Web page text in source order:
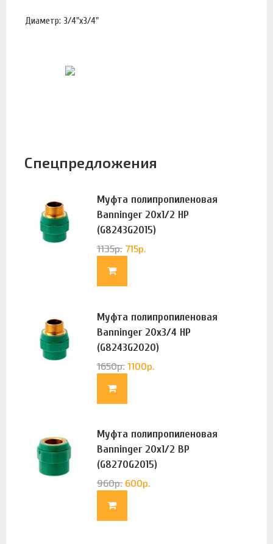
Диаметр: 3/4"х3/4"
Спецпредложения
Муфта полипропиленовая
Banninger 20х1/2 НР
(G8243G2015)
1135р. 715р.
Муфта полипропиленовая
Banninger 20х3/4 НР
(G8243G2020)
1650р. 1100р.
Муфта полипропиленовая
Banninger 20х1/2 ВР
(G8270G2015)
960р. 600р.